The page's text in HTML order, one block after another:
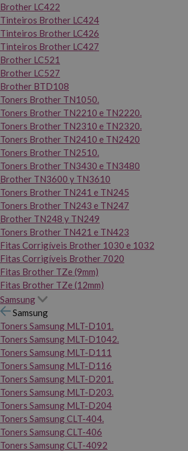
Brother LC422
Tinteiros Brother LC424
Tinteiros Brother LC426
Tinteiros Brother LC427
Brother LC521
Brother LC527
Brother BTD108
Toners Brother TN1050.
Toners Brother TN2210 e TN2220.
Toners Brother TN2310 e TN2320.
Toners Brother TN2410 e TN2420
Toners Brother TN2510.
Toners Brother TN3430 e TN3480
Brother TN3600 y TN3610
Toners Brother TN241 e TN245
Toners Brother TN243 e TN247
Brother TN248 y TN249
Toners Brother TN421 e TN423
Fitas Corrigíveis Brother 1030 e 1032
Fitas Corrigíveis Brother 7020
Fitas Brother TZe (9mm)
Fitas Brother TZe (12mm)
Samsung
Samsung
Toners Samsung MLT-D101.
Toners Samsung MLT-D1042.
Toners Samsung MLT-D111
Toners Samsung MLT-D116
Toners Samsung MLT-D201.
Toners Samsung MLT-D203.
Toners Samsung MLT-D204
Toners Samsung CLT-404.
Toners Samsung CLT-406
Toners Samsung CLT-4092